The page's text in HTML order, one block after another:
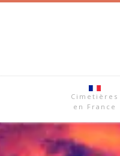
Cimetières
en France